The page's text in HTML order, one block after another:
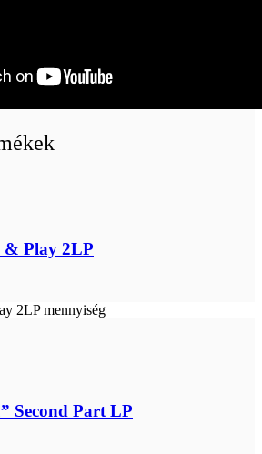
& Play 2LP
2LP mennyiség
Second Part LP